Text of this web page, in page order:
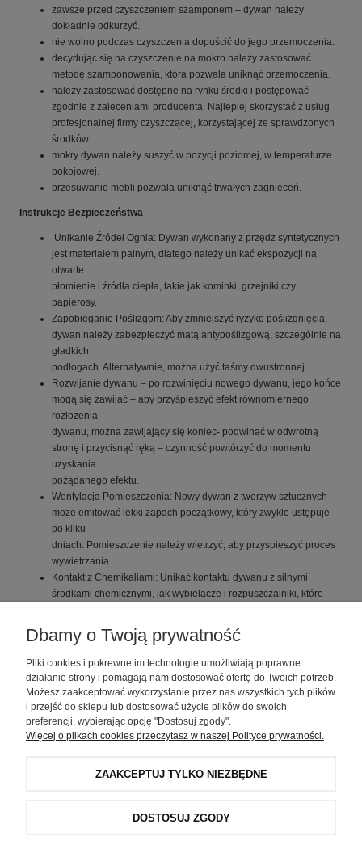
zawsze przed czyszczeniem szamponem – dywan należy
dokładnie odkurzyć.
nie wolno podczas czyszczenia dopuścić do jego przemoczenia.
decydując się na czyszczenie na mokro należy zastosować
metodę szamponowania, która pozwala uniknąć przemoczenia.
należy zastosować dostępne na rynku środki i postępować
zgodnie z zaleceniami producenta. Najlepiej skorzystać z usług
profesjonalnej firmy czyszczącej, korzystającej ze sprawdzonych
środków.
mokry dywan należy suszyć w pozycji poziomej, w temperaturze
pokojowej.
przesuwanie mebli pozwala uniknąć trwałych zagnieceń.
Instrukcje Bezpieczeństwa
Unikanie Źródeł Ognia: Dywan wykonany z przędz syntetycznych
jest materiałem palnym, dlatego należy unikać ekspozycji na
otwarte
płomienie i źródła ciepła, takie jak kominki, grzejniki czy
papierosy.
Zapobieganie Poślizgom: Aby zmniejszyć ryzyko poślizgnięcia,
dywan należy zabezpieczyć matą antypoślizgową, szczególnie na
gładkich
podłogach. Alternatywnie, można użyć taśmy dwustronnej.
Rozwijanie dywanu – po rozwinięciu nowego dywanu, jego końce
mogą się zawijać – aby przyśpieszyć efekt równomiernego
rozłożenia
dywanu, można zawijający się koniec- podwinąć w odwrotną
stronę i przycisnąć ręką – czynność powtórzyć do momentu
uzyskania
pożądanego efektu.
Wentylacja Pomieszczenia: Nowy dywan z tworzyw sztucznych
może emitować lekki zapach początkowy, który zwykle ustępuje
po kilku
dniach. Pomieszczenie należy wietrzyć, aby przyspieszyć proces
wywietrzania.
Kontakt z Chemikaliami: Unikać kontaktu dywanu z silnymi
środkami chemicznymi, jak wybielacze i rozpuszczalniki, które
Dywany z impregnacją trudnopalną: przed użyciem dokładnie
odkurzyć. Ważność impregnacji - do pierwszego prania.
Dbamy o Twoją prywatność
Pliki cookies i pokrewne im technologie umożliwiają poprawne
działanie strony i pomagają nam dostosować ofertę do Twoich potrzeb.
Możesz zaakceptować wykorzystanie przez nas wszystkich tych plików
i przejść do sklepu lub dostosować użycie plików do swoich
preferencji, wybierając opcję "Dostosuj zgody".
Więcej o plikach cookies przeczytasz w naszej Polityce prywatności.
ZAAKCEPTUJ TYLKO NIEZBĘDNE
DOSTOSUJ ZGODY